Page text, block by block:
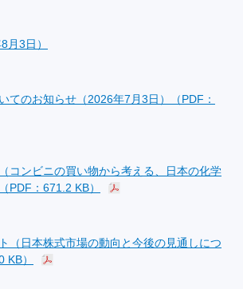
月3日）
てのお知らせ（2026年7月3日）（PDF：
コンビニの買い物から考える、日本の化学
PDF：671.2 KB）
（日本株式市場の動向と今後の見通しにつ
KB）